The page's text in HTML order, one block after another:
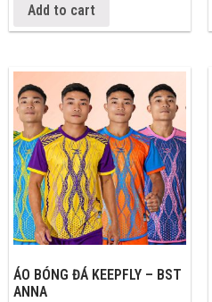
Add to cart
ÁO BÓNG ĐÁ KEEPFLY – BST
ANNA